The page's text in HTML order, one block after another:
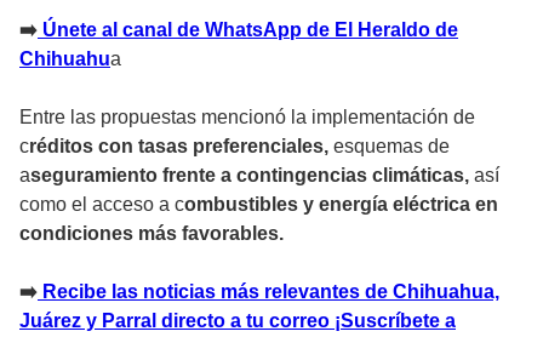
➡️ Únete al canal de WhatsApp de El Heraldo de
Chihuahua
Entre las propuestas mencionó la implementación de
créditos con tasas preferenciales, esquemas de
aseguramiento frente a contingencias climáticas, así
como el acceso a combustibles y energía eléctrica en
condiciones más favorables.
➡️ Recibe las noticias más relevantes de Chihuahua,
Juárez y Parral directo a tu correo ¡Suscríbete a